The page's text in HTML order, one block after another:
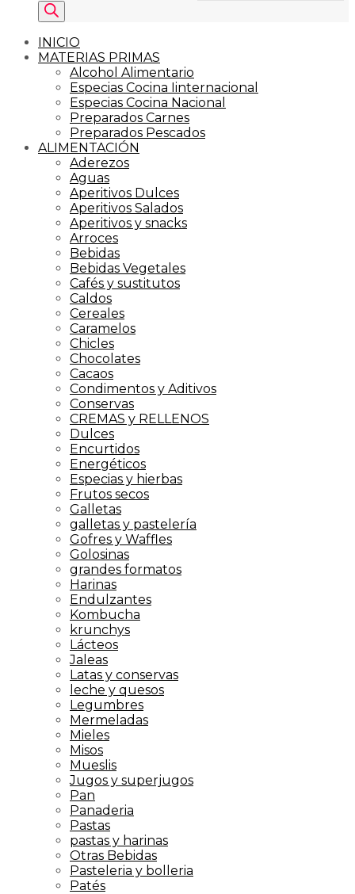
INICIO
MATERIAS PRIMAS
Alcohol Alimentario
Especias Cocina Iinternacional
Especias Cocina Nacional
Preparados Carnes
Preparados Pescados
ALIMENTACIÓN
Aderezos
Aguas
Aperitivos Dulces
Aperitivos Salados
Aperitivos y snacks
Arroces
Bebidas
Bebidas Vegetales
Cafés y sustitutos
Caldos
Cereales
Caramelos
Chicles
Chocolates
Cacaos
Condimentos y Aditivos
Conservas
CREMAS y RELLENOS
Dulces
Encurtidos
Energéticos
Especias y hierbas
Frutos secos
Galletas
galletas y pastelería
Gofres y Waffles
Golosinas
grandes formatos
Harinas
Endulzantes
Kombucha
krunchys
Lácteos
Jaleas
Latas y conservas
leche y quesos
Legumbres
Mermeladas
Mieles
Misos
Mueslis
Jugos y superjugos
Pan
Panaderia
Pastas
pastas y harinas
Otras Bebidas
Pasteleria y bolleria
Patés